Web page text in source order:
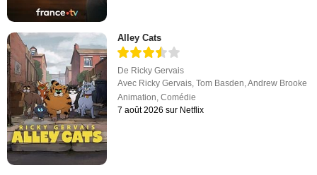
Alley Cats
De Ricky Gervais
Avec Ricky Gervais ,Tom Basden ,Andrew Brooke
Animation ,Comédie
7 août 2026 sur Netflix